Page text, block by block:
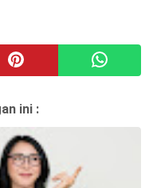
ini :